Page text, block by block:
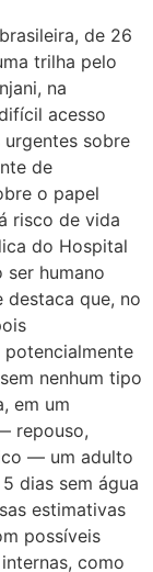
de 26
trilha pelo
na
acesso
sobre
de
o papel
risco de vida
do Hospital
humano
destaca que, no
nenhum tipo
em um
repouso,
— um adulto
dias sem água
estimativas
possíveis
como